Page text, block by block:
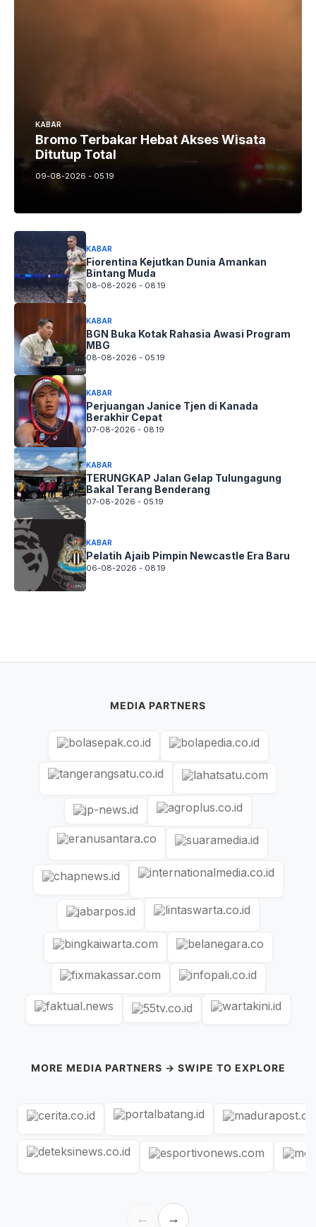
KABAR
Bromo Terbakar Hebat Akses Wisata
Ditutup Total
09-08-2026 - 05.19
KABAR
Fiorentina Kejutkan Dunia Amankan
Bintang Muda
08-08-2026 - 08.19
KABAR
BGN Buka Kotak Rahasia Awasi Program
MBG
08-08-2026 - 05.19
KABAR
Perjuangan Janice Tjen di Kanada
Berakhir Cepat
07-08-2026 - 08.19
KABAR
TERUNGKAP Jalan Gelap Tulungagung
Bakal Terang Benderang
07-08-2026 - 05.19
KABAR
Pelatih Ajaib Pimpin Newcastle Era Baru
06-08-2026 - 08.19
MEDIA PARTNERS
MORE MEDIA PARTNERS → SWIPE TO EXPLORE
← →